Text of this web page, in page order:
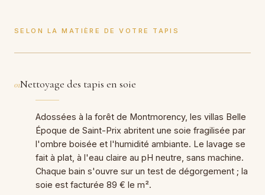
SELON LA MATIÈRE DE VOTRE TAPIS
01Nettoyage des tapis en soie
Adossées à la forêt de Montmorency, les villas Belle
Époque de Saint-Prix abritent une soie fragilisée par
l'ombre boisée et l'humidité ambiante. Le lavage se
fait à plat, à l'eau claire au pH neutre, sans machine.
Chaque bain s'ouvre sur un test de dégorgement ; la
soie est facturée 89 € le m².